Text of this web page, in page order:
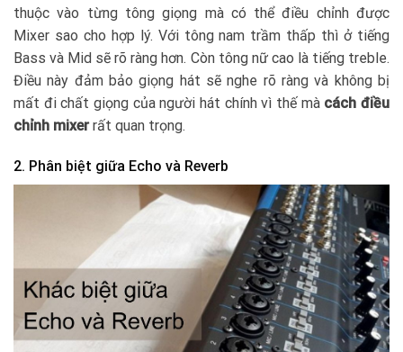
thuộc vào từng tông giọng mà có thể điều chỉnh được
Mixer sao cho hợp lý. Với tông nam trầm thấp thì ở tiếng
Bass và Mid sẽ rõ ràng hơn. Còn tông nữ cao là tiếng treble.
Điều này đảm bảo giọng hát sẽ nghe rõ ràng và không bị
mất đi chất giọng của người hát chính vì thế mà cách điều
chỉnh mixerrất quan trọng.
2. Phân biệt giữa Echo và Reverb